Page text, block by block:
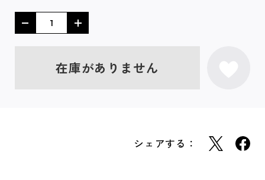
在庫がありません
シェアする：